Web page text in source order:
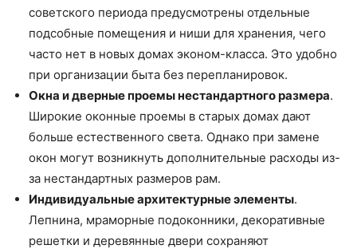
советского периода предусмотрены отдельные
подсобные помещения и ниши для хранения, чего
часто нет в новых домах эконом-класса. Это удобно
при организации быта без перепланировок.
Окна и дверные проемы нестандартного размера.
Широкие оконные проемы в старых домах дают
больше естественного света. Однако при замене
окон могут возникнуть дополнительные расходы из-
за нестандартных размеров рам.
Индивидуальные архитектурные элементы.
Лепнина, мраморные подоконники, декоративные
решетки и деревянные двери сохраняют